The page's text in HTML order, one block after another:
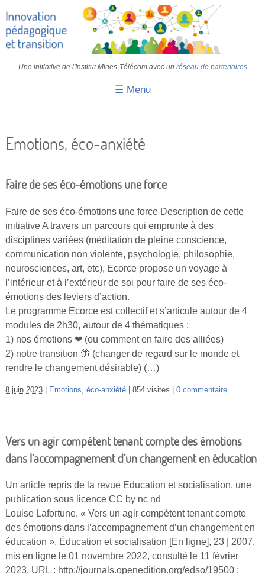
Une initiative de l'Institut Mines-Télécom avec un réseau de partenaires
☰ Menu
Transition
IMT
Colloques
Vidéos
S’inscrire
Se connecter
Emotions, éco-anxiété
Faire de ses éco-émotions une force
Faire de ses éco-émotions une force Description de cette
initiative A travers un parcours qui emprunte à des
disciplines variées (méditation de pleine conscience,
communication non violente, psychologie, philosophie,
neurosciences, art, etc), Ecorce propose un voyage à
l’intérieur et à l’extérieur de soi pour faire de ses éco-
émotions des leviers d’action.
Le programme Ecorce est collectif et s’articule autour de 4
modules de 2h30, autour de 4 thématiques :
1) nos émotions ❤ (ou comment en faire des alliées)
2) notre transition 🦋 (changer de regard sur le monde et
rendre le changement désirable) (…)
8 juin 2023 Emotions, éco-anxiété 854 visites 0 commentaire
Vers un agir compétent tenant compte des émotions
dans l’accompagnement d’un changement en éducation
Un article repris de la revue Education et socialisation, une
publication sous licence CC by nc nd
Louise Lafortune, « Vers un agir compétent tenant compte
des émotions dans l’accompagnement d’un changement en
éducation », Éducation et socialisation [En ligne], 23 | 2007,
mis en ligne le 01 novembre 2022, consulté le 11 février
2023. URL : http://journals.openedition.org/edso/19500 ;